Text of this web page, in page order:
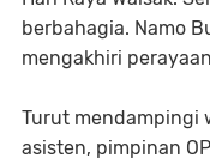
berbahagia. Namo
mengakhiri
Turut mendampingi
asisten, pimpinan